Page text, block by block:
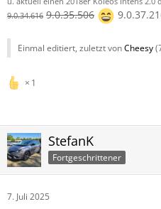
9.0.34.616 9.0.35.506
Einmal editiert, zuletzt vonCheesy(
1
StefanK
Fortgeschrittener
7. Juli 2025